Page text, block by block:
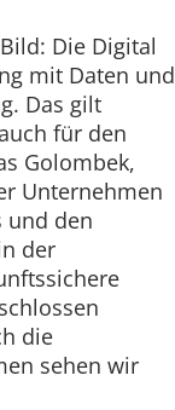
Die Digital
mit Daten und
Das gilt
für den
Golombek,
Unternehmen
und den
der
die
sehen wir